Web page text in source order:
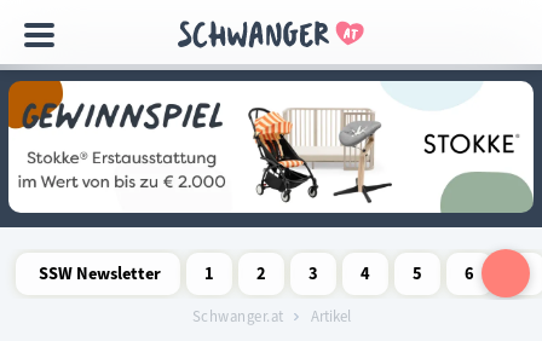
überspringen
SSW Newsletter
1
Schwangerschaftswoche
2
Schwangerschaftswoche
3
Schwangerschaftswoche
4
Schwangerschaftswoche
5
Schwangerschaftswoche
6
Schwanger.at Artikel